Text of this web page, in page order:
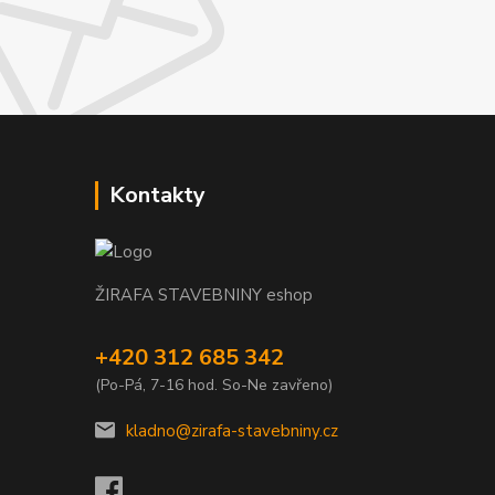
Kontakty
ŽIRAFA STAVEBNINY eshop
+420 312 685 342
(Po-Pá, 7-16 hod. So-Ne zavřeno)
kladno@zirafa-stavebniny.cz